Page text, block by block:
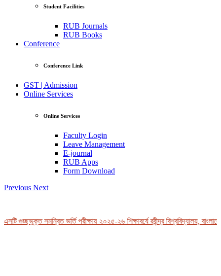
Student Facilities
RUB Journals
RUB Books
Conference
Conference Link
GST | Admission
Online Services
Online Services
Faculty Login
Leave Management
E-journal
RUB Apps
Form Download
Previous Next
গুচ্ছভুক্ত সমন্বিত ভর্তি পরীক্ষায় ২০২৫-২৬ শিক্ষাবর্ষে রবীন্দ্র বিশ্ববিদ্যালয়,